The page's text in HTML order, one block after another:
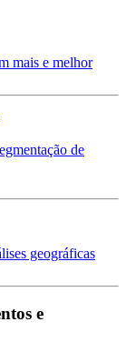
mais e melhor
de
geográficas
e